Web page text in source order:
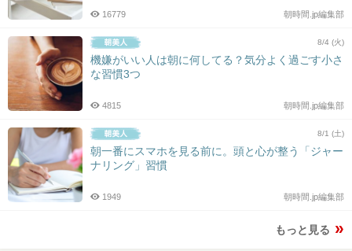
朝時間.jp編集部
16779
8/4 (火)
機嫌がいい人は朝に何してる？気分よく過ごす小さ
な習慣3つ
朝時間.jp編集部
4815
8/1 (土)
朝一番にスマホを見る前に。頭と心が整う「ジャー
ナリング」習慣
朝時間.jp編集部
1949
もっと見る